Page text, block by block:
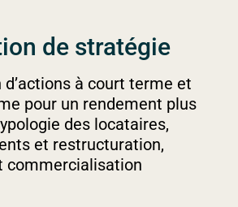
de stratégie
à court terme et
pour un rendement plus
des locataires,
et restructuration,
commercialisation